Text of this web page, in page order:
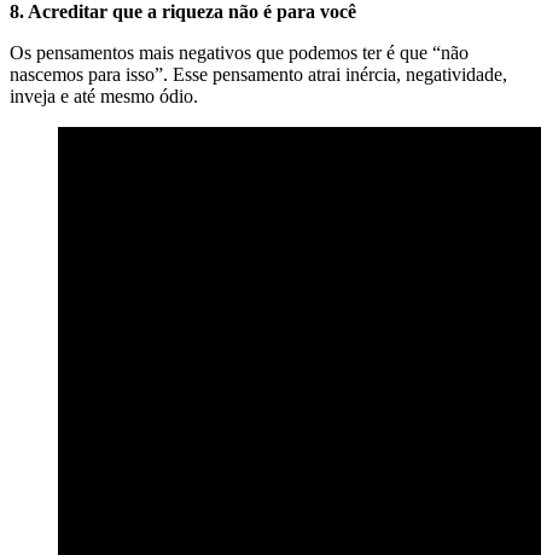
8. Acreditar que a riqueza não é para você
Os pensamentos mais negativos que podemos ter é que “não
nascemos para isso”. Esse pensamento atrai inércia, negatividade,
inveja e até mesmo ódio.